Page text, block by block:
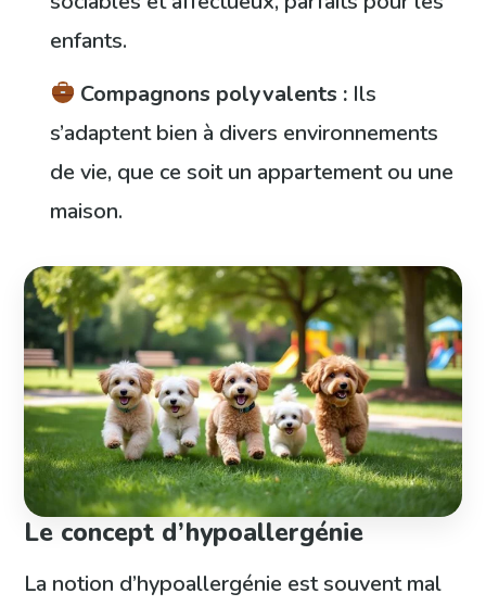
enfants.
Compagnons polyvalents : Ils
s’adaptent bien à divers environnements
de vie, que ce soit un appartement ou une
maison.
Le concept d’hypoallergénie
La notion d’hypoallergénie est souvent mal